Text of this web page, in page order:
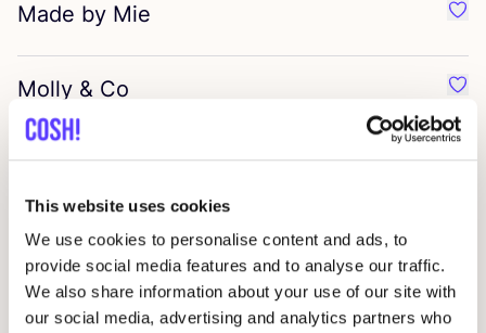
This website uses cookies
We use cookies to personalise content and ads, to
provide social media features and to analyse our traffic.
We also share information about your use of our site with
our social media, advertising and analytics partners who
Made by Mie
Molly & Co
Happy Bird
Pipa Socks
Panier des Sens